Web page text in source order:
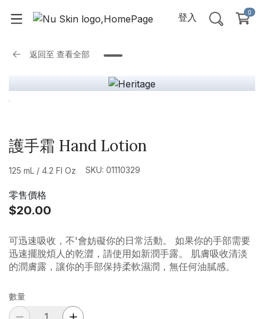
登入 0
返回至 查看全部
護手霜 Hand Lotion
125 mL / 4.2 Fl Oz SKU: 01110329
零售價格
$20.00
可迅速吸收，不'會妨礙你的日常活動。 如果你的手部需要
迅速擺脫煩人的乾澀，請使用如新潤手露。 肌膚吸收清淡
的潤膚露，讓你的手部保持柔軟濕潤，無任何油膩感。
數量